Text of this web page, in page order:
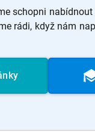
schopni
rádi, když nám